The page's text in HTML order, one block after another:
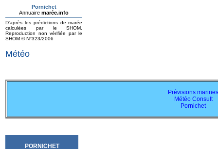
Météo
Prévisions marines
Météo Consult
Pornichet